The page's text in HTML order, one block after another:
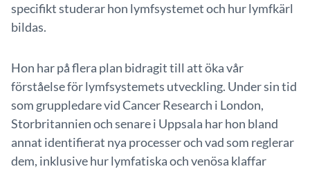
specifikt studerar hon lymfsystemet och hur lymfkärl
bildas.
Hon har på flera plan bidragit till att öka vår
förståelse för lymfsystemets utveckling. Under sin tid
som gruppledare vid Cancer Research i London,
Storbritannien och senare i Uppsala har hon bland
annat identifierat nya processer och vad som reglerar
dem, inklusive hur lymfatiska och venösa klaffar